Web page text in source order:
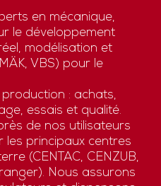
en mécanique,
le développement
modélisation et
VBS) pour le
: achats,
essais et qualité.
de nos utilisateurs
les principaux centres
(CENTAC, CENZUB,
Nous assurons